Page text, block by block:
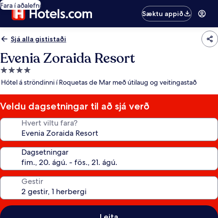
Fara í aðalefni
Sæktu appið
Sjá alla gististaði
Evenia Zoraida Resort
4.0
stjörnu
Hótel á ströndinni í Roquetas de Mar með útilaug og veitingastað
Veldu dagsetningar til að sjá verð
Hvert viltu fara?
Dagsetningar
Gestir